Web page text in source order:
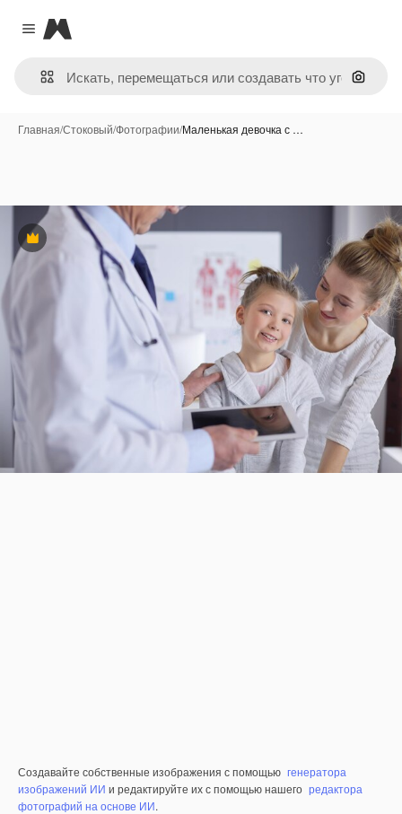
Close menu
Magnific
Поиск
Главная/Стоковый/Фотографии/Маленькая девочка с …
Премиум
Создавайте собственные изображения с помощью генератора
изображений ИИ и редактируйте их с помощью нашего редактора
фотографий на основе ИИ.